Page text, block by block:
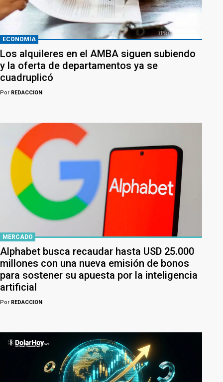
ECONOMÍA
Los alquileres en el AMBA siguen subiendo
y la oferta de departamentos ya se
cuadruplicó
Por REDACCION
MERCADO
Alphabet busca recaudar hasta USD 25.000
millones con una nueva emisión de bonos
para sostener su apuesta por la inteligencia
artificial
Por REDACCION